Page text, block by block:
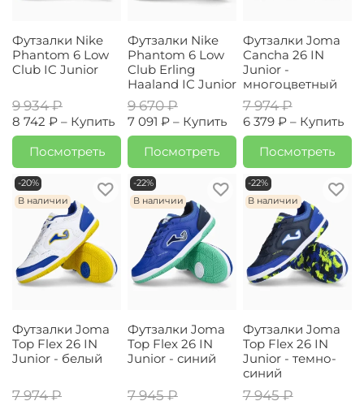
Футзалки Nike
Phantom 6 Low
Club IC Junior
9 934 ₽
8 742 ₽ – Купить
Посмотреть
Футзалки Nike
Phantom 6 Low
Club Erling
Haaland IC Junior
9 670 ₽
7 091 ₽ – Купить
Посмотреть
Футзалки Joma
Cancha 26 IN
Junior -
многоцветный
7 974 ₽
6 379 ₽ – Купить
Посмотреть
-20%
В наличии
Футзалки Joma
Top Flex 26 IN
Junior - белый
7 974 ₽
-22%
В наличии
Футзалки Joma
Top Flex 26 IN
Junior - синий
7 945 ₽
-22%
В наличии
Футзалки Joma
Top Flex 26 IN
Junior - темно-
синий
7 945 ₽